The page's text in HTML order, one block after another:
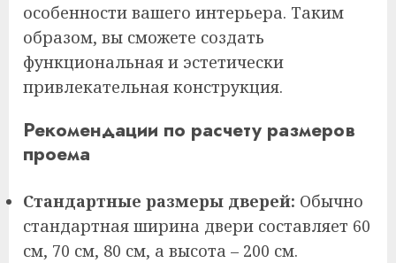
особенности вашего интерьера. Таким
образом, вы сможете создать
функциональная и эстетически
привлекательная конструкция.
Рекомендации по расчету размеров
проема
Стандартные размеры дверей: Обычно
стандартная ширина двери составляет 60
см, 70 см, 80 см, а высота – 200 см.